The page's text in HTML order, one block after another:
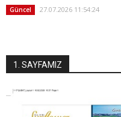
Güncel 27.07.2026 11:54:24
1. SAYFAMIZ